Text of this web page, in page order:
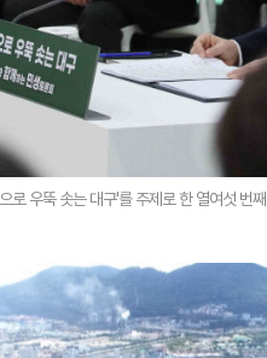
로 우뚝 솟는 대구'를 주제로 한 열여섯 번